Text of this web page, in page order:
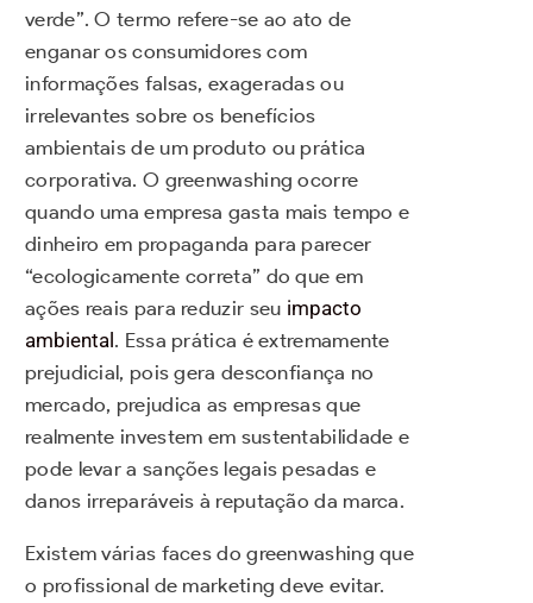
verde”. O termo refere-se ao ato de
enganar os consumidores com
informações falsas, exageradas ou
irrelevantes sobre os benefícios
ambientais de um produto ou prática
corporativa. O greenwashing ocorre
quando uma empresa gasta mais tempo e
dinheiro em propaganda para parecer
“ecologicamente correta” do que em
ações reais para reduzir seu impacto
ambiental. Essa prática é extremamente
prejudicial, pois gera desconfiança no
mercado, prejudica as empresas que
realmente investem em sustentabilidade e
pode levar a sanções legais pesadas e
danos irreparáveis à reputação da marca.
Existem várias faces do greenwashing que
o profissional de marketing deve evitar.